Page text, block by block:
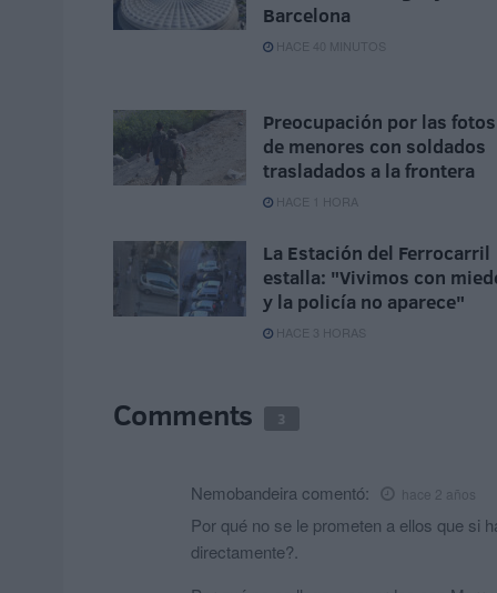
Barcelona
HACE 40 MINUTOS
Preocupación por las fotos
de menores con soldados
trasladados a la frontera
HACE 1 HORA
La Estación del Ferrocarril
estalla: "Vivimos con
y la policía no aparece"
HACE 3 HORAS
Comments 3
Nemobandeira comentó: hace 2 años
Por qué no se le prometen a ellos que si
directamente?.